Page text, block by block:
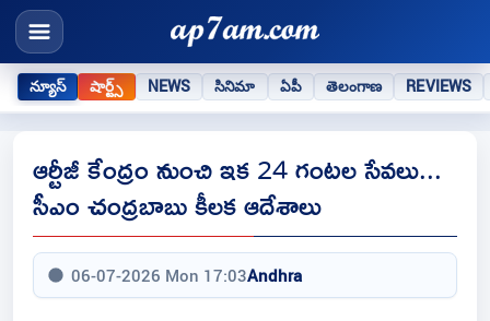
న్యూస్ షార్ట్స్ NEWS సినిమా ఏపీ తెలంగాణ REVIEWS
ఆర్టీజీ కేంద్రం నుంచి ఇక 24 గంటల సేవలు...
సీఎం చంద్రబాబు కీలక ఆదేశాలు
06-07-2026 Mon 17:03Andhra